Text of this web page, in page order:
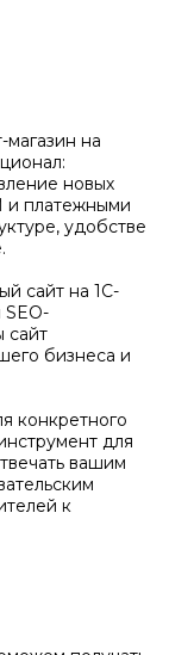
на
новых
и платежными
удобстве
сайт на 1С-
сайт
бизнеса и
конкретного
для
вашим
к